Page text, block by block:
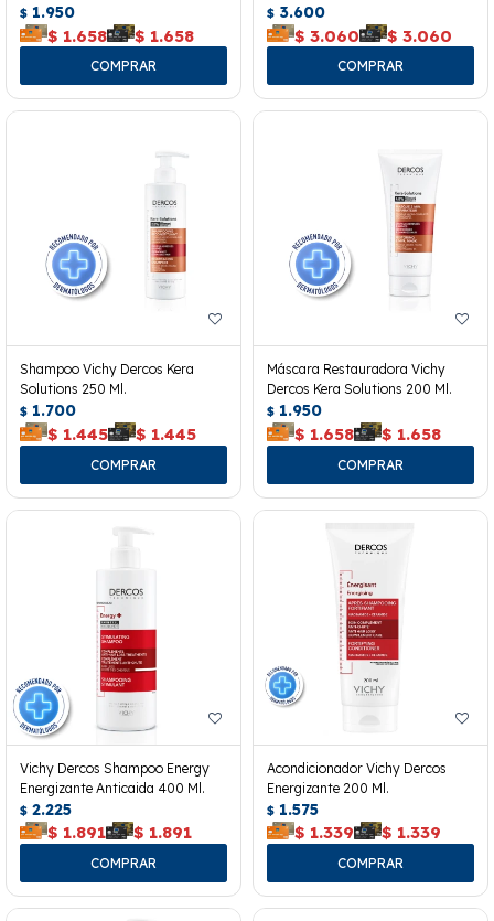
$ 1.950
$ 1.658 $ 1.658
$ 3.600
$ 3.060 $ 3.060
Shampoo Vichy Dercos Kera
Solutions 250 Ml.
$ 1.700
$ 1.445 $ 1.445
Máscara Restauradora Vichy
Dercos Kera Solutions 200 Ml.
$ 1.950
$ 1.658 $ 1.658
Vichy Dercos Shampoo Energy
Energizante Anticaida 400 Ml.
$ 2.225
$ 1.891 $ 1.891
Acondicionador Vichy Dercos
Energizante 200 Ml.
$ 1.575
$ 1.339 $ 1.339